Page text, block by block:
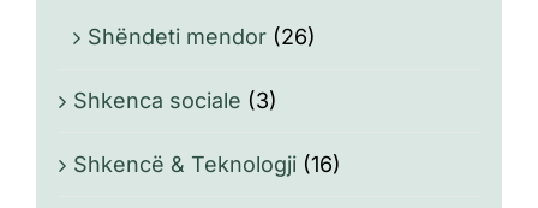
Shëndeti mendor (26)
Shkenca sociale (3)
Shkencë & Teknologji (16)